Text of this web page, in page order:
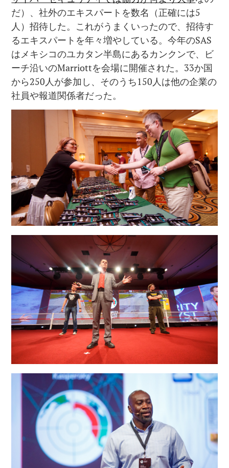
だ）、社外のエキスパートを数名（正確には5
人）招待した。これがうまくいったので、招待す
るエキスパートを年々増やしている。今年のSAS
はメキシコのユカタン半島にあるカンクンで、ビ
ーチ沿いのMarriottを会場に開催された。33か国
から250人が参加し、そのうち150人は他の企業の
社員や報道関係者だった。